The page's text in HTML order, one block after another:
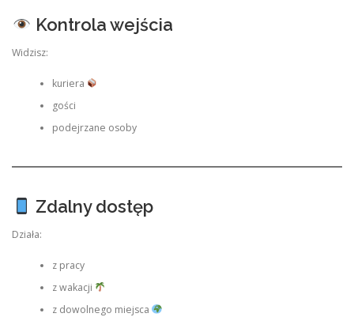
Kontrola wejścia
Widzisz:
kuriera
gości
podejrzane osoby
Zdalny dostęp
Działa:
z pracy
z wakacji
z dowolnego miejsca